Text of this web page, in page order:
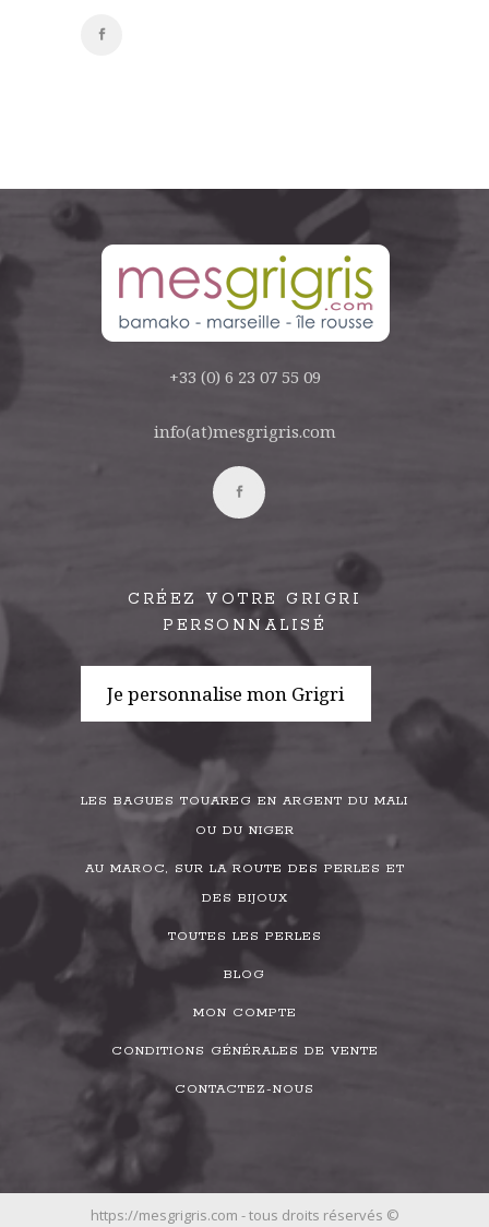
+33 (0) 6 23 07 55 09
info(at)mesgrigris.com
CRÉEZ VOTRE GRIGRI
PERSONNALISÉ
Je personnalise mon Grigri
LES BAGUES TOUAREG EN ARGENT DU MALI
OU DU NIGER
AU MAROC, SUR LA ROUTE DES PERLES ET
DES BIJOUX
TOUTES LES PERLES
BLOG
MON COMPTE
CONDITIONS GÉNÉRALES DE VENTE
CONTACTEZ-NOUS
https://mesgrigris.com - tous droits réservés ©